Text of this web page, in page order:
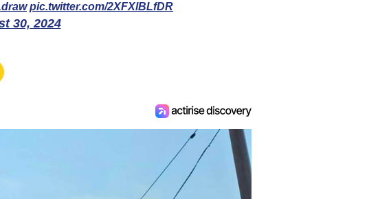
pic.twitter.com/2XFXlBLfDR
30, 2024